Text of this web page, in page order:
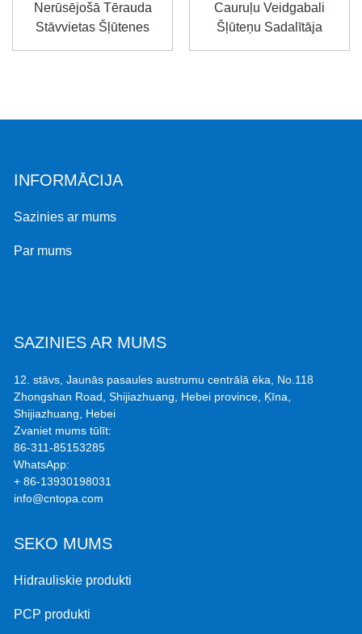
Nerūsējošā Tērauda
Stāvvietas Šļūtenes
Hidrauliskās
Cauruļu Veidgabali
Šļūteņu Sadalītāja
Šļūtenes Cauruļu Krāns
INFORMĀCIJA
Sazinies ar mums
Par mums
SAZINIES AR MUMS
12. stāvs, Jaunās pasaules austrumu centrālā ēka, No.118
Zhongshan Road, Shijiazhuang, Hebei province, Ķīna,
Shijiazhuang, Hebei
Zvaniet mums tūlīt:
86-311-85153285
WhatsApp:
+ 86-13930198031
info@cntopa.com
SEKO MUMS
Hidrauliskie produkti
PCP produkti